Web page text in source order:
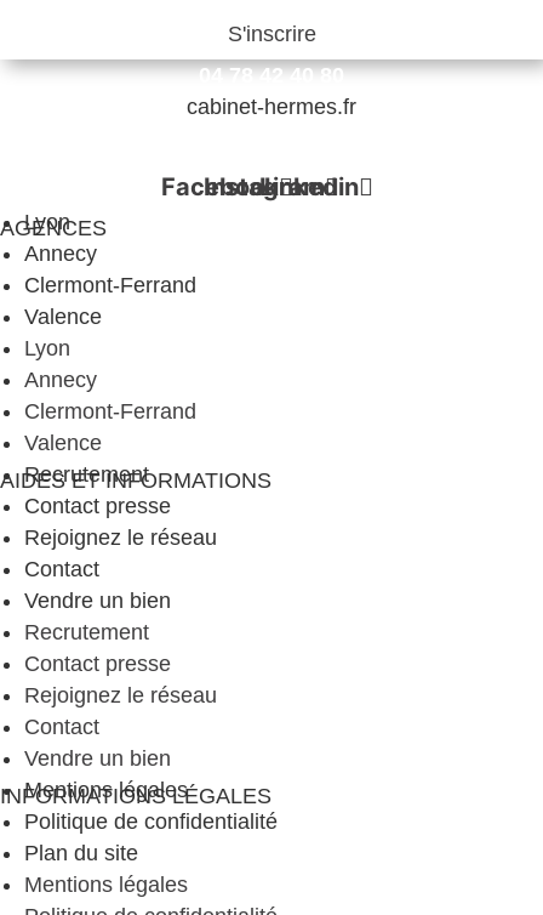
04 78 42 40 80
cabinet-hermes.fr
Facebook
Instagram
Linkedin
AGENCES
Lyon
Annecy
Clermont-Ferrand
Valence
Lyon
Annecy
Clermont-Ferrand
Valence
AIDES ET INFORMATIONS
Recrutement
Contact presse
Rejoignez le réseau
Contact
Vendre un bien
Recrutement
Contact presse
Rejoignez le réseau
Contact
Vendre un bien
INFORMATIONS LÉGALES
Mentions légales
Politique de confidentialité
Plan du site
Mentions légales